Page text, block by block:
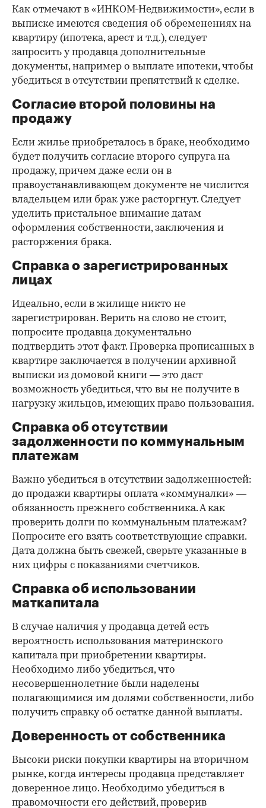
Как отмечают в «ИНКОМ-Недвижимости», если в
выписке имеются сведения об обременениях на
квартиру (ипотека, арест и т.д.), следует
запросить у продавца дополнительные
документы, например о выплате ипотеки, чтобы
убедиться в отсутствии препятствий к сделке.
Согласие второй половины на
продажу
Если жилье приобреталось в браке, необходимо
будет получить согласие второго супруга на
продажу, причем даже если он в
правоустанавливающем документе не числится
владельцем или брак уже расторгнут. Следует
уделить пристальное внимание датам
оформления собственности, заключения и
расторжения брака.
Справка о зарегистрированных
лицах
Идеально, если в жилище никто не
зарегистрирован. Верить на слово не стоит,
попросите продавца документально
подтвердить этот факт. Проверка прописанных в
квартире заключается в получении архивной
выписки из домовой книги — это даст
возможность убедиться, что вы не получите в
нагрузку жильцов, имеющих право пользования.
Справка об отсутствии
задолженности по коммунальным
платежам
Важно убедиться в отсутствии задолженностей:
до продажи квартиры оплата «коммуналки» —
обязанность прежнего собственника. А как
проверить долги по коммунальным платежам?
Попросите его взять соответствующие справки.
Дата должна быть свежей, сверьте указанные в
них цифры с показаниями счетчиков.
Справка об использовании
маткапитала
В случае наличия у продавца детей есть
вероятность использования материнского
капитала при приобретении квартиры.
Необходимо либо убедиться, что
несовершеннолетние были наделены
полагающимися им долями собственности, либо
получить справку об остатке данной выплаты.
Доверенность от собственника
Высоки риски покупки квартиры на вторичном
рынке, когда интересы продавца представляет
доверенное лицо. Необходимо убедиться в
правомочности его действий, проверив